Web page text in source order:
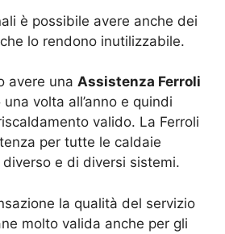
è possibile avere anche dei
lo rendono inutilizzabile.
avere una Assistenza Ferroli
una volta all’anno e quindi
valido. La Ferroli
per tutte le caldaie
e di diversi sistemi.
la qualità del servizio
molto valida anche per gli